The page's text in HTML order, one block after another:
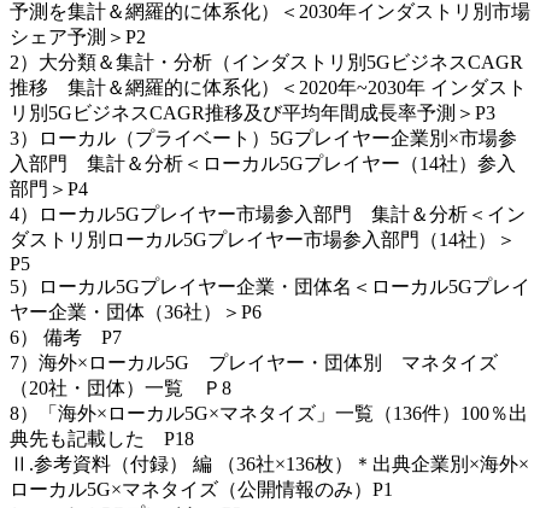
予測を集計＆網羅的に体系化）＜2030年インダストリ別市場
シェア予測＞P2
2）大分類＆集計・分析（インダストリ別5GビジネスCAGR
推移 集計＆網羅的に体系化）＜2020年~2030年 インダスト
リ別5GビジネスCAGR推移及び平均年間成長率予測＞P3
3）ローカル（プライベート）5Gプレイヤー企業別×市場参
入部門 集計＆分析＜ローカル5Gプレイヤー（14社）参入
部門＞P4
4）ローカル5Gプレイヤー市場参入部門 集計＆分析＜イン
ダストリ別ローカル5Gプレイヤー市場参入部門（14社）＞
P5
5）ローカル5Gプレイヤー企業・団体名＜ローカル5Gプレイ
ヤー企業・団体（36社）＞P6
6） 備考 P7
7）海外×ローカル5G プレイヤー・団体別 マネタイズ
（20社・団体）一覧 Ｐ8
8）「海外×ローカル5G×マネタイズ」一覧（136件）100％出
典先も記載した P18
Ⅱ.参考資料（付録） 編 （36社×136枚）＊出典企業別×海外×
ローカル5G×マネタイズ（公開情報のみ）P1